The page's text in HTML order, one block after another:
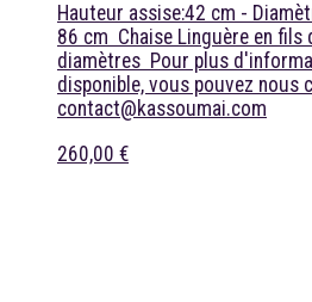
Hauteur assise:42 cm -
86 cm Chaise Linguère en fils
diamètres Pour plus
disponible, vous pouvez nous
contact@kassoumai.com
260,00 €